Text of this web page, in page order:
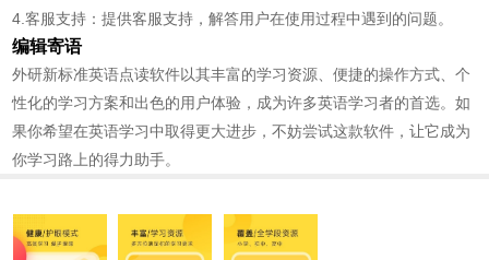
4.客服支持：提供客服支持，解答用户在使用过程中遇到的问题。
编辑寄语
外研新标准英语点读软件以其丰富的学习资源、便捷的操作方式、个
性化的学习方案和出色的用户体验，成为许多英语学习者的首选。如
果你希望在英语学习中取得更大进步，不妨尝试这款软件，让它成为
你学习路上的得力助手。